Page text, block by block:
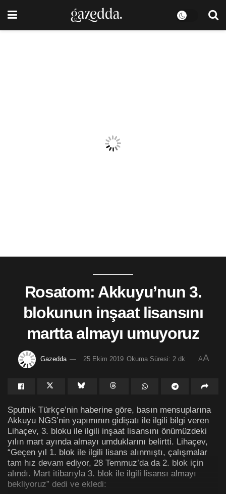
Rosatom: Akkuyu’nun 3.
blokunun inşaat lisansını
martta almayı umuyoruz
Gazedda 25 Ekim 2019 Okuma Süresi: 2 dk AA
Sputnik Türkçe’nin haberine göre, basın mensuplarına
Akkuyu NGS’nin yapımının gidişatı ile ilgili bilgi veren
Lihaçev, 3. bloku ile ilgili inşaat lisansını önümüzdeki
yılın mart ayında almayı umduklarını belirtti. Lihaçev,
“Geçen yıl 1. blok ile ilgili lisans alınmıştı, çalışmalar
tam hız devam ediyor, 28 Temmuz’da da 2. blok için
alındı. Mart itibarıyla 3. blok ile ilgili lisansı almayı
bekliyoruz” dedi ve ekledi: